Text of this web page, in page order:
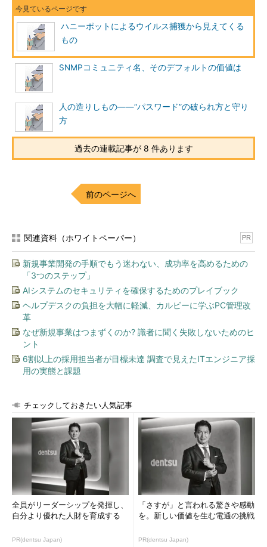
00:50:09 2008
SECURITY WARNING : NO SUPPORT FOR DIGITAL
:
（以下略）
:
【注】
cannot open shared
such file or directory
上記のようなエラーが返された場合は、モジュー
ルの再ロードを行う必要があるため「ldconfig」
コマンドを実行すれば、解決されるだろう。
さあ、これで準備が整った。下図は、実際にnepenthesで捕獲
したウイルスをClamAVでスキャンした結果画面である。いろい
ろなウイルスが検出されていることが分かる。
図6 捕獲したウイルスをClamAVでスキャン
上図の結果の中に「OK」となっているファイルが1つあるが、
このファイルはClamAVのスキャン結果としてはウイルスである
と認められなかったファイルである。ただし、あくまで「OK」
というのは、ClamAVの結果であるため、完全に無害なファイル
であるということが確認されたという意味ではない。
この「OK」と検出されたファイルをインターネット上に公開
を行ってみよう。
ハニーポットによるウイルス捕獲から見えてくる
もの
SNMPコミュニティ名、そのデフォルトの価値は
人の造りしもの――“パスワード”の破られ方と守り
方
過去の連載記事が 8 件あります
前のページへ
関連資料（ホワイトペーパー） PR
新規事業開発の手順でもう迷わない、成功率を高めるための
「3つのステップ」
AIシステムのセキュリティを確保するためのプレイブック
ヘルプデスクの負担を大幅に軽減、カルビーに学ぶPC管理改
革
なぜ新規事業はつまずくのか? 識者に聞く失敗しないためのヒ
ント
6割以上の採用担当者が目標未達 調査で見えたITエンジニア採
用の実態と課題
チェックしておきたい人気記事
全員がリーダーシップを発揮し、
自分より優れた人財を育成する
PR(dentsu Japan)
「さすが」と言われる驚きや感動
を。新しい価値を生む電通の挑戦
PR(dentsu Japan)